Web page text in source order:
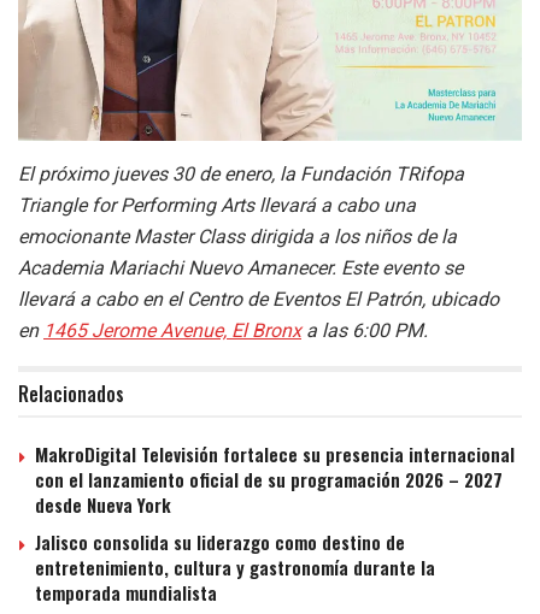
El próximo jueves 30 de enero, la Fundación TRifopa
Triangle for Performing Arts llevará a cabo una
emocionante Master Class dirigida a los niños de la
Academia Mariachi Nuevo Amanecer. Este evento se
llevará a cabo en el Centro de Eventos El Patrón, ubicado
en 1465 Jerome Avenue, El Bronxa las 6:00 PM.
Relacionados
MakroDigital Televisión fortalece su presencia internacional
con el lanzamiento oficial de su programación 2026 – 2027
desde Nueva York
Jalisco consolida su liderazgo como destino de
entretenimiento, cultura y gastronomía durante la
temporada mundialista